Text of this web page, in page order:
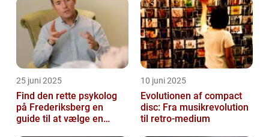
25 juni 2025
Find den rette psykolog
på Frederiksberg en
guide til at vælge en
10 juni 2025
Evolutionen af compact
disc: Fra musikrevolution
til retro-medium